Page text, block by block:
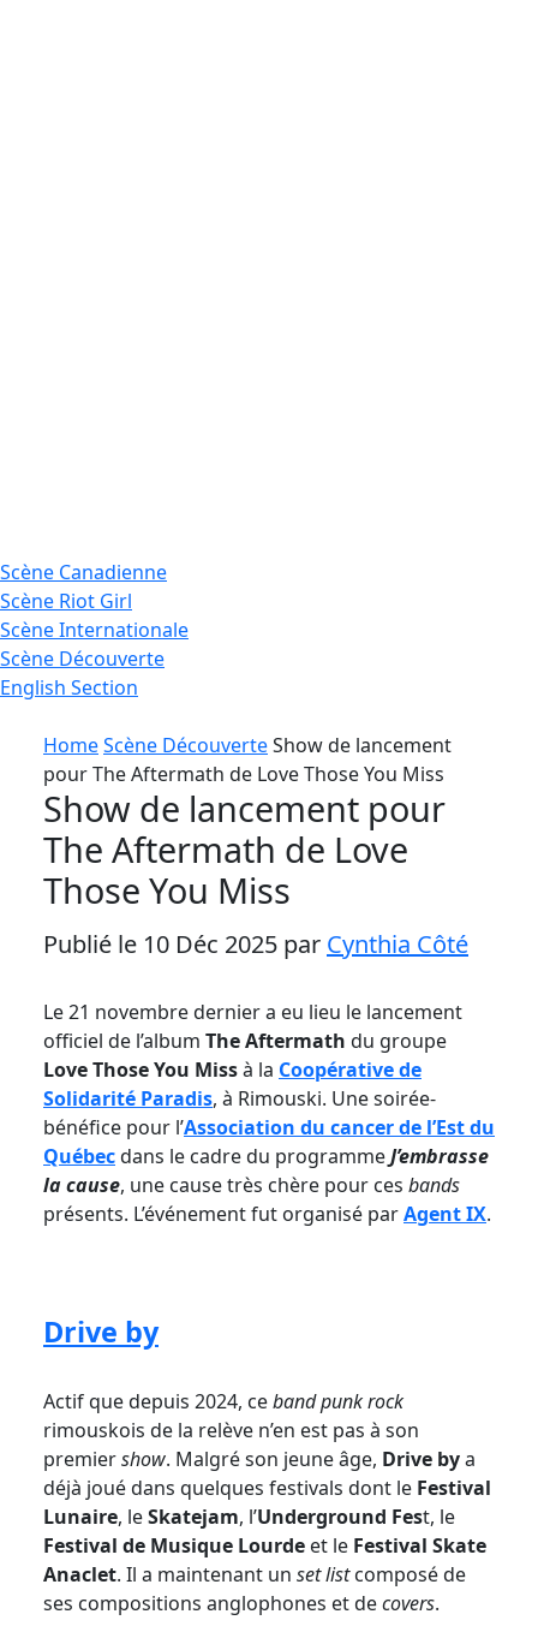
Scène Canadienne
Scène Riot Girl
ScèneInternationale
Scène Découverte
English Section
HomeScène DécouverteShow de lancement
pour The Aftermath de Love Those You Miss
Show de lancement pour
The Aftermath de Love
Those You Miss
Publié le 10 Déc 2025 par Cynthia Côté
Le 21 novembre dernier a eu lieu le lancement
officiel de l’album The Aftermath du groupe
Love Those You Missà la Coopérative de
Solidarité Paradis, à Rimouski. Une soirée-
bénéfice pour l’Association du cancer de l’Est du
Québecdans le cadre du programmeJ’embrasse
la cause, une cause très chère pour ces bands
présents. L’événement fut organisé parAgent IX.
Drive by
Actif que depuis 2024, ceband punk rock
rimouskois de la relève n’en est pas à son
premiershow. Malgré son jeune âge, Drive bya
déjà joué dans quelques festivals dont le Festival
Lunaire, leSkatejam, l’Underground Fest, le
Festival de Musique Lourde et le Festival Skate
Anaclet. Il a maintenant un set listcomposé de
ses compositions anglophones et decovers.